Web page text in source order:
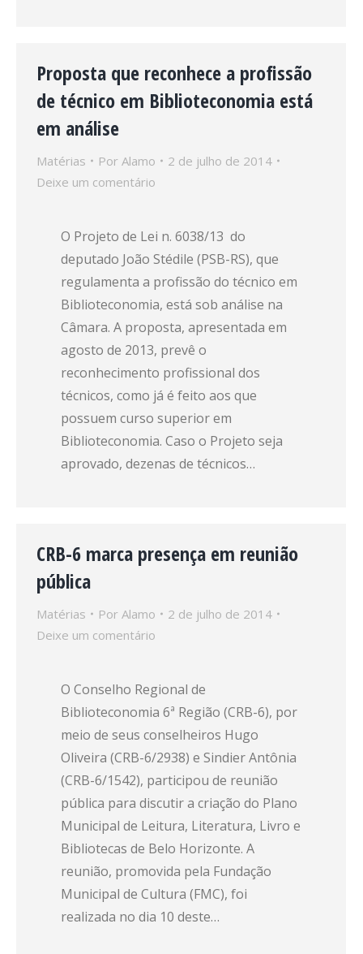
Proposta que reconhece a profissão
de técnico em Biblioteconomia está
em análise
Matérias Por Alamo
2 de julho de 2014
Deixe um comentário
O Projeto de Lei n. 6038/13 do
deputado João Stédile (PSB-RS), que
regulamenta a profissão do técnico em
Biblioteconomia, está sob análise na
Câmara. A proposta, apresentada em
agosto de 2013, prevê o
reconhecimento profissional dos
técnicos, como já é feito aos que
possuem curso superior em
Biblioteconomia. Caso o Projeto seja
aprovado, dezenas de técnicos…
CRB-6 marca presença em reunião
pública
Matérias Por Alamo
2 de julho de 2014
Deixe um comentário
O Conselho Regional de
Biblioteconomia 6ª Região (CRB-6), por
meio de seus conselheiros Hugo
Oliveira (CRB-6/2938) e Sindier Antônia
(CRB-6/1542), participou de reunião
pública para discutir a criação do Plano
Municipal de Leitura, Literatura, Livro e
Bibliotecas de Belo Horizonte. A
reunião, promovida pela Fundação
Municipal de Cultura (FMC), foi
realizada no dia 10 deste…